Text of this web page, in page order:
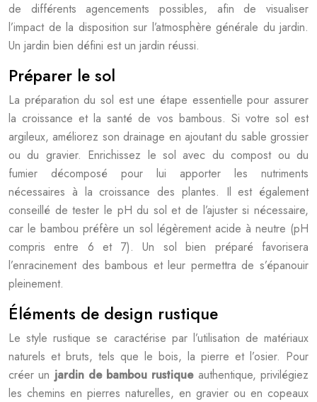
de différents agencements possibles, afin de visualiser
l’impact de la disposition sur l’atmosphère générale du jardin.
Un jardin bien défini est un jardin réussi.
Préparer le sol
La préparation du sol est une étape essentielle pour assurer
la croissance et la santé de vos bambous. Si votre sol est
argileux, améliorez son drainage en ajoutant du sable grossier
ou du gravier. Enrichissez le sol avec du compost ou du
fumier décomposé pour lui apporter les nutriments
nécessaires à la croissance des plantes. Il est également
conseillé de tester le pH du sol et de l’ajuster si nécessaire,
car le bambou préfère un sol légèrement acide à neutre (pH
compris entre 6 et 7). Un sol bien préparé favorisera
l’enracinement des bambous et leur permettra de s’épanouir
pleinement.
Éléments de design rustique
Le style rustique se caractérise par l’utilisation de matériaux
naturels et bruts, tels que le bois, la pierre et l’osier. Pour
créer un jardin de bambou rustique authentique, privilégiez
les chemins en pierres naturelles, en gravier ou en copeaux